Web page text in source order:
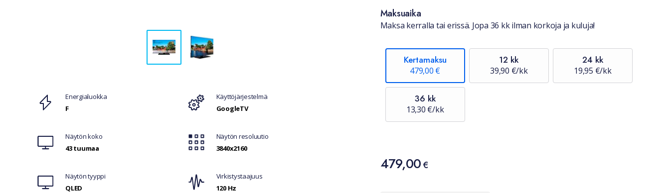
Ominaisuudet
Energialuokka
F
Käyttöjärjestelmä
GoogleTV
Näytön koko
43 tuumaa
Näytön resoluutio
3840x2160
Näytön tyyppi
QLED
Virkistystaajuus
120 Hz
Maksuaika
Maksa kerralla tai erissä. Jopa 36 kk ilman korkoja ja kuluja!
Kertamaksu
479,00 €
12 kk
39,90 €/kk
24 kk
19,95 €/kk
36 kk
13,30 €/kk
Hinta
479,00 €
479,00 €